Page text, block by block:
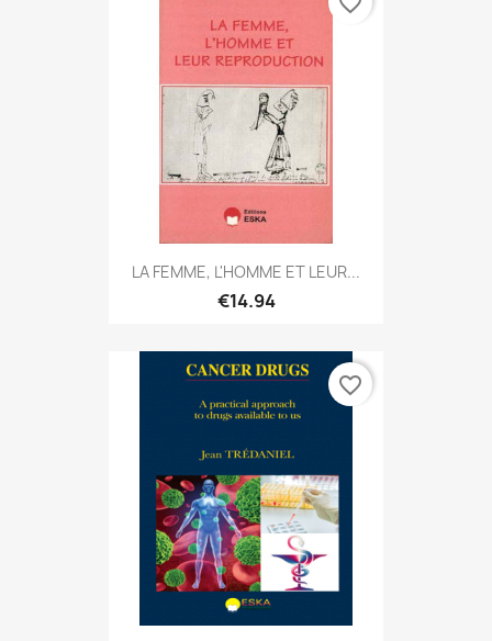
LA FEMME, L'HOMME ET LEUR...
€14.94
favorite_border